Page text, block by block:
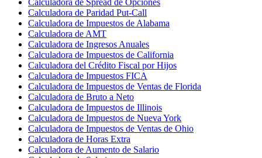
Calculadora de Paridad Put-Call
Calculadora de Impuestos de Alabama
Calculadora de AMT
Calculadora de Ingresos Anuales
Calculadora de Impuestos de California
Calculadora del Crédito Fiscal por Hijos
Calculadora de Impuestos FICA
Calculadora de Impuestos de Ventas de Florida
Calculadora de Bruto a Neto
Calculadora de Impuestos de Illinois
Calculadora de Impuestos de Nueva York
Calculadora de Impuestos de Ventas de Ohio
Calculadora de Horas Extra
Calculadora de Aumento de Salario